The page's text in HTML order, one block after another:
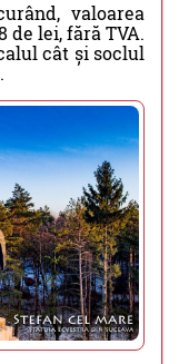
valoarea
de lei, fără TVA.
cât și soclul